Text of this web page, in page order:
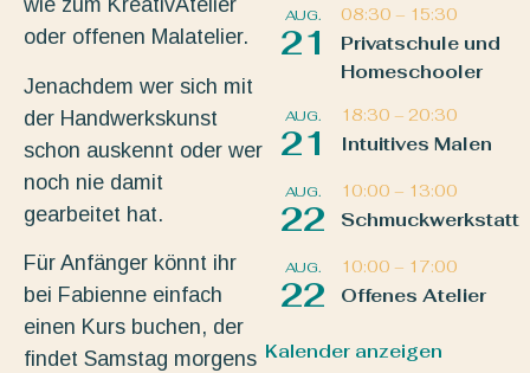
wie zum KreativAtelier
oder offenen Malatelier.
Jenachdem wer sich mit
der Handwerkskunst
schon auskennt oder wer
noch nie damit
gearbeitet hat.
Für Anfänger könnt ihr
bei Fabienne einfach
einen Kurs buchen, der
findet Samstag morgens
AUG.
21
08:30 – 15:30
Privatschule und
Homeschooler
AUG.
21
18:30 – 20:30
Intuitives Malen
AUG.
22
10:00 – 13:00
Schmuckwerkstatt
AUG.
22
10:00 – 17:00
Offenes Atelier
Kalender anzeigen